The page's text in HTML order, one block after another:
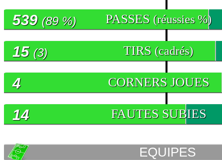
PASSES (réussies %)
539 (89 %)
TIRS (cadrés)
15 (3)
CORNERS JOUES
4
FAUTES SUBIES
14
EQUIPES